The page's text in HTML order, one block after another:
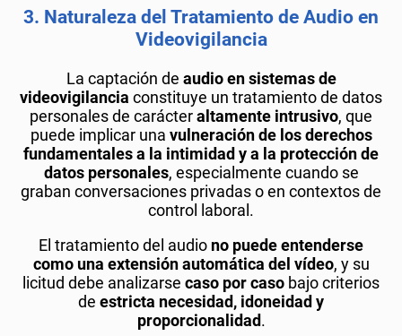
3. Naturaleza del Tratamiento de Audio en
Videovigilancia
La captación de audio en sistemas de
videovigilancia constituye un tratamiento de datos
personales de carácteraltamente intrusivo, que
puede implicar una vulneración de los derechos
fundamentales a la intimidad y a la protección de
datos personales, especialmente cuando se
graban conversaciones privadas o en contextos de
control laboral.
El tratamiento del audio no puede entenderse
como una extensión automática del vídeo, y su
licitud debe analizarse caso por caso bajo criterios
de estricta necesidad, idoneidad y
proporcionalidad.